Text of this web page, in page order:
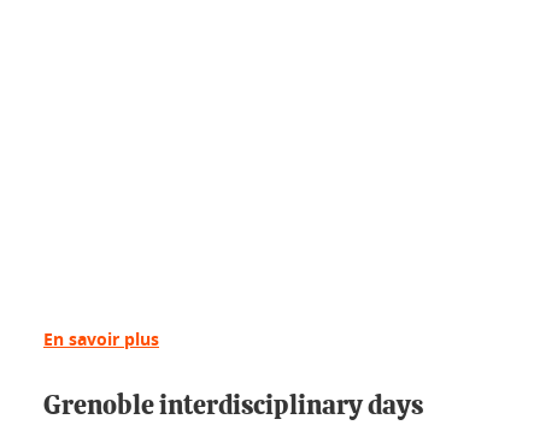
En savoir plus
Grenoble interdisciplinary days